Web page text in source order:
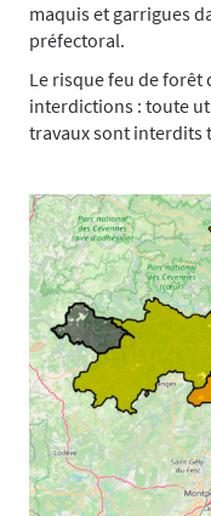
maquis et garrigues
préfectoral.
Le risque feu de forêt
interdictions : toute
travaux sont interdits